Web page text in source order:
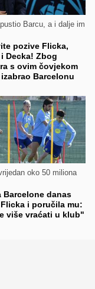
Barcu, a i dalje im
pozive Flicka,
Decka! Zbog
s ovim čovjekom
Barcelonu
oko 50 miliona
Barcelone danas
i poručila mu:
više vraćati u klub"